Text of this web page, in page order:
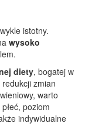
istotny.
wysoko
diety, bogatej w
zmian
warto
poziom
indywidualne